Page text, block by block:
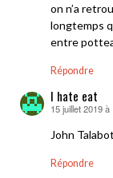
on n’a
longtemps
entre
Répondre
I hate eat
dit :
15 juillet 2019
John
Répondre